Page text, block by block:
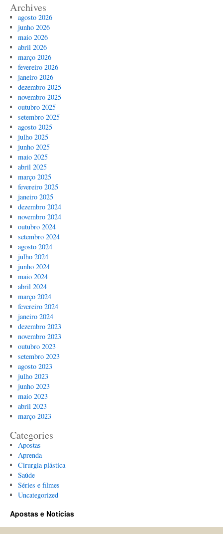
Archives
agosto 2026
junho 2026
maio 2026
abril 2026
março 2026
fevereiro 2026
janeiro 2026
dezembro 2025
novembro 2025
outubro 2025
setembro 2025
agosto 2025
julho 2025
junho 2025
maio 2025
abril 2025
março 2025
fevereiro 2025
janeiro 2025
dezembro 2024
novembro 2024
outubro 2024
setembro 2024
agosto 2024
julho 2024
junho 2024
maio 2024
abril 2024
março 2024
fevereiro 2024
janeiro 2024
dezembro 2023
novembro 2023
outubro 2023
setembro 2023
agosto 2023
julho 2023
junho 2023
maio 2023
abril 2023
março 2023
Categories
Apostas
Aprenda
Cirurgia plástica
Saúde
Séries e filmes
Uncategorized
Apostas e Notícias